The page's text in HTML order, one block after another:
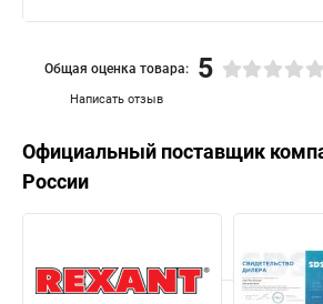
Написать отзыв
Общая оценка товара: 5
Официальный поставщик
России